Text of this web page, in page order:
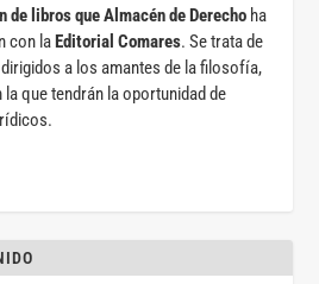
de libros que Almacén de Derecho ha
con laEditorial Comares. Se trata de
a los amantes de la filosofía,
que tendrán la oportunidad de